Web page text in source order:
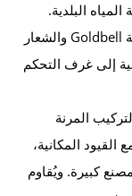
البلدية.
ويزدان المحرك بالشريط الأزرق الأيقوني لشركة Goldbell والشعار
إلى غرف التحكم
المرنة
المكانية،
كبيرة. ويُقاوم